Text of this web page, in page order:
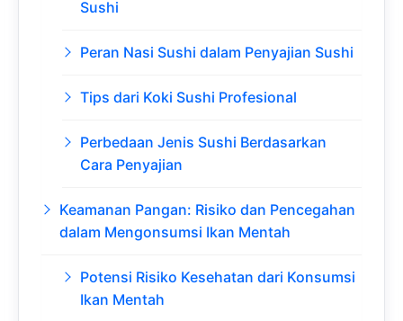
Sushi
Peran Nasi Sushi dalam Penyajian Sushi
Tips dari Koki Sushi Profesional
Perbedaan Jenis Sushi Berdasarkan
Cara Penyajian
Keamanan Pangan: Risiko dan Pencegahan
dalam Mengonsumsi Ikan Mentah
Potensi Risiko Kesehatan dari Konsumsi
Ikan Mentah